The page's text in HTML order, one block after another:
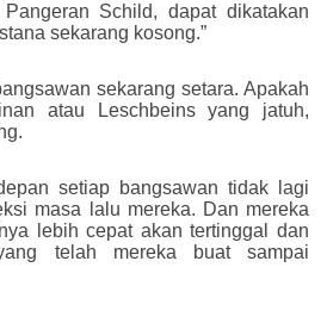
Schild, dapat dikatakan
sekarang kosong.”
sekarang setara. Apakah
atau Leschbeins yang jatuh,
setiap bangsawan tidak lagi
masa lalu mereka. Dan mereka
lebih cepat akan tertinggal dan
telah mereka buat sampai